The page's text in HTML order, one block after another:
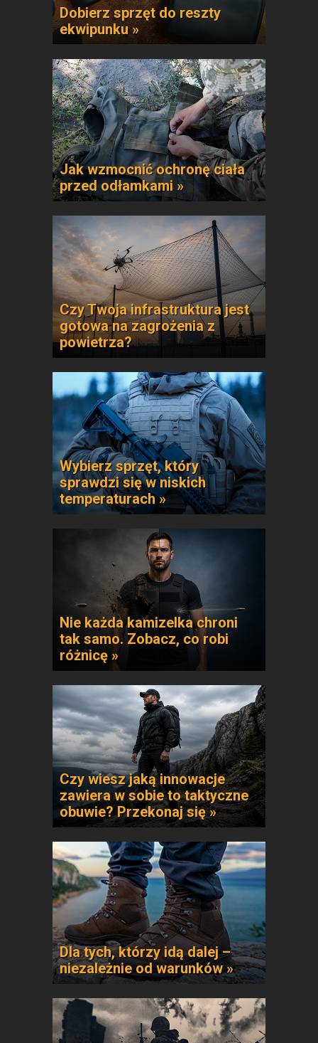
Dobierz sprzęt do reszty
ekwipunku »
Jak wzmocnić ochronę ciała
przed odłamkami »
Czy Twoja infrastruktura jest
gotowa na zagrożenia z
powietrza?
Wybierz sprzęt, który
sprawdzi się w niskich
temperaturach »
Nie każda kamizelka chroni
tak samo. Zobacz, co robi
różnicę »
Czy wiesz jaką innowacje
zawiera w sobie to taktyczne
obuwie? Przekonaj się »
Dla tych, którzy idą dalej –
niezależnie od warunków »